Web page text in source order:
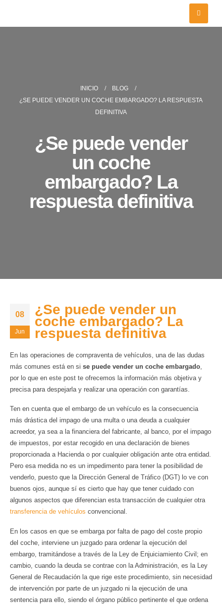
INICIO
BLOG
¿SE PUEDE VENDER UN COCHE EMBARGADO? LA RESPUESTA
DEFINITIVA
¿Se puede vender
un coche
embargado? La
respuesta definitiva
08
Jun
¿Se puede vender un
coche embargado? La
respuesta definitiva
En las operaciones de compraventa de vehículos, una de las dudas
más comunes está en si se puede vender un coche embargado,
por lo que en este post te ofrecemos la información más objetiva y
precisa para despejarla y realizar una operación con garantías.
Ten en cuenta que el embargo de un vehículo es la consecuencia
más drástica del impago de una multa o una deuda a cualquier
acreedor, ya sea a la financiera del fabricante, al banco, por el impago
de impuestos, por estar recogido en una declaración de bienes
proporcionada a Hacienda o por cualquier obligación ante otra entidad.
Pero esa medida no es un impedimento para tener la posibilidad de
venderlo, puesto que la Dirección General de Tráfico (DGT) lo ve con
buenos ojos, aunque sí es cierto que hay que tener cuidado con
algunos aspectos que diferencian esta transacción de cualquier otra
transferencia de vehículos convencional.
En los casos en que se embarga por falta de pago del coste propio
del coche, interviene un juzgado para ordenar la ejecución del
embargo, tramitándose a través de la Ley de Enjuiciamiento Civil; en
cambio, cuando la deuda se contrae con la Administración, es la Ley
General de Recaudación la que rige este procedimiento, sin necesidad
de intervención por parte de un juzgado ni la ejecución de una
sentencia para ello, siendo el órgano público pertinente el que ordena